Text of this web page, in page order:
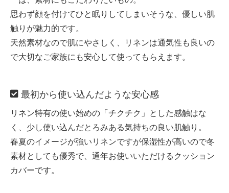
思わず顔を付けてひと眠りしてしまいそうな、優しい肌
触りが魅力的です。
天然素材なので肌にやさしく、リネンは通気性も良いの
で大切なご家族にも安心して使ってもらえます。
最初から使い込んだような安心感
リネン特有の使い始めの「チクチク」とした感触はな
く、少し使い込んだとろみある気持ちの良い肌触り。
春夏のイメージが強いリネンですが保湿性が高いので冬
素材としても優秀で、通年お使いいただけるクッション
カバーです。